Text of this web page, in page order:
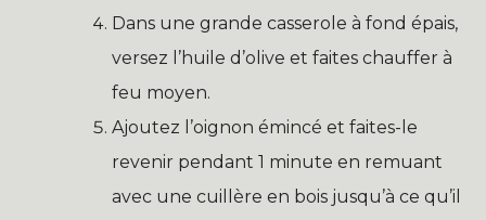
Dans une grande casserole à fond épais,
versez l’huile d’olive et faites chauffer à
feu moyen.
Ajoutez l’oignon émincé et faites-le
revenir pendant 1 minute en remuant
avec une cuillère en bois jusqu’à ce qu’il